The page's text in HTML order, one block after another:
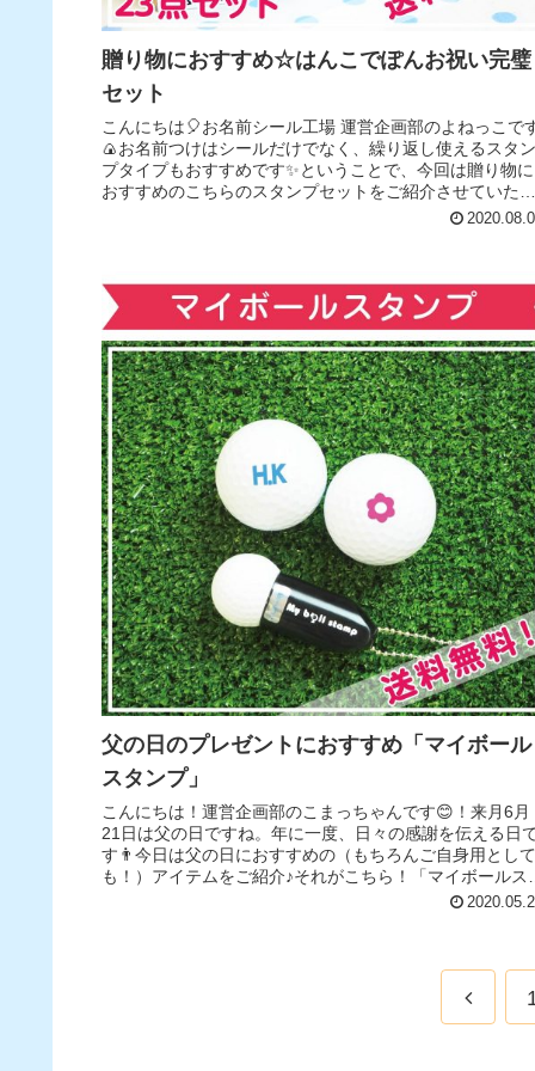
贈り物におすすめ☆はんこでぽんお祝い完璧
セット
こんにちは🎈お名前シール工場 運営企画部のよねっこで
🍙お名前つけはシールだけでなく、繰り返し使えるスタン
プタイプもおすすめです✨ということで、今回は贈り物に
おすすめのこちらのスタンプセットをご紹介させていただ
父の日のプレゼントにおすすめ「マイボール
スタンプ」
こんにちは！運営企画部のこまっちゃんです😊！来月6月
21日は父の日ですね。年に一度、日々の感謝を伝える日
す👨今日は父の日におすすめの（もちろんご自身用として
も！）アイテムをご紹介♪それがこちら！「マイボールスタ